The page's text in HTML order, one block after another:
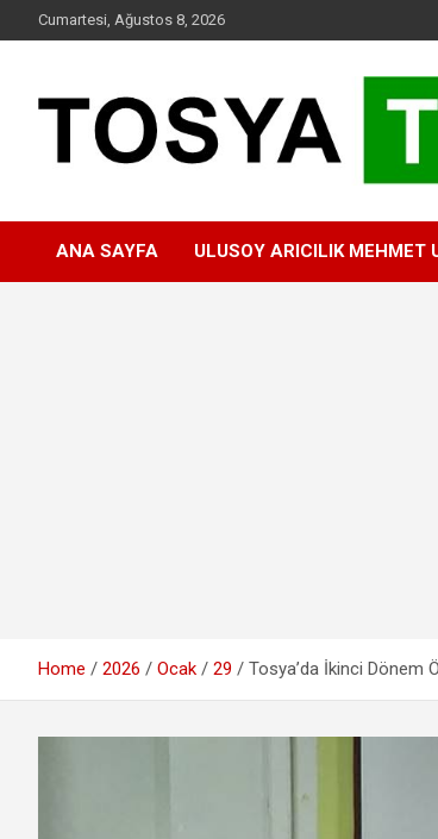
to
Cumartesi, Ağustos 8, 2026
ANA SAYFA ULUSOY ARICILIK MEHMET
Home 2026 Ocak 29 Tosya’da İkinci Dönem